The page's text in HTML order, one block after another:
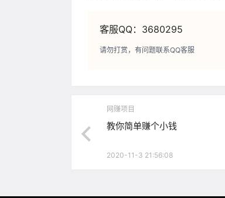
客服QQ：3680295
请勿打赏，有问题联系QQ客服
网赚项目
教你简单赚个小钱
2020-11-3 21:56:08